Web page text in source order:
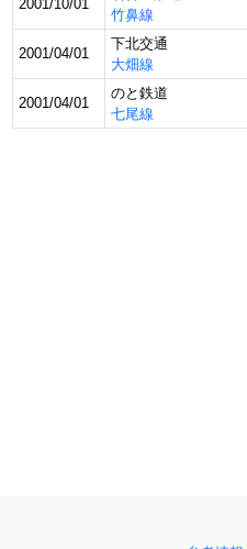
2001/10/01
竹鼻線
2001/04/01
下北交通
大畑線
2001/04/01
のと鉄道
七尾線